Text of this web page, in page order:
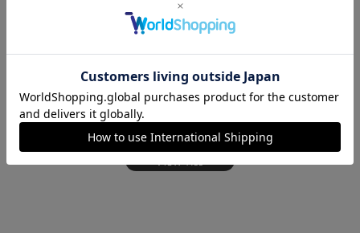
Floating Innocence
VIEW ALL